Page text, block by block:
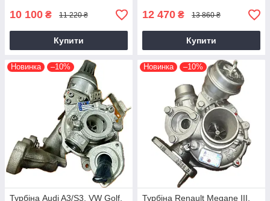
10 100 ₴ 11 220 ₴
Купити
12 470 ₴ 13 860 ₴
Купити
Новинка –10%
Турбіна Audi A3/S3, VW Golf,
Новинка –10%
Турбіна Renault Megane III,